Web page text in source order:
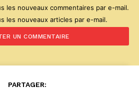
les nouveaux commentaires par e-mail.
les nouveaux articles par e-mail.
PARTAGER: